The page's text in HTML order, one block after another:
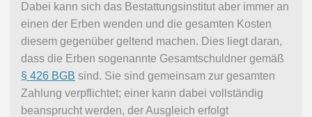
Dabei kann sich das Bestattungsinstitut aber immer an
einen der Erben wenden und die gesamten Kosten
diesem gegenüber geltend machen. Dies liegt daran,
dass die Erben sogenannte Gesamtschuldner gemäß
§ 426 BGB sind. Sie sind gemeinsam zur gesamten
Zahlung verpflichtet; einer kann dabei vollständig
beansprucht werden, der Ausgleich erfolgt